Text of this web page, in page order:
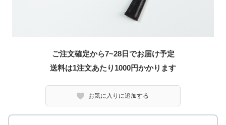
ご注文確定から7~28日でお届け予定
送料は1注文あたり 1000円かかります
お気に入りに追加する